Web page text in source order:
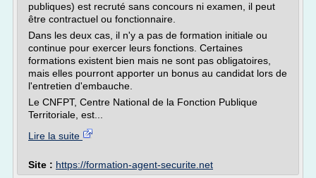
publiques) est recruté sans concours ni examen, il peut
être contractuel ou fonctionnaire.
Dans les deux cas, il n'y a pas de formation initiale ou
continue pour exercer leurs fonctions. Certaines
formations existent bien mais ne sont pas obligatoires,
mais elles pourront apporter un bonus au candidat lors de
l'entretien d'embauche.
Le CNFPT, Centre National de la Fonction Publique
Territoriale, est...
Lire la suite
Site : https://formation-agent-securite.net